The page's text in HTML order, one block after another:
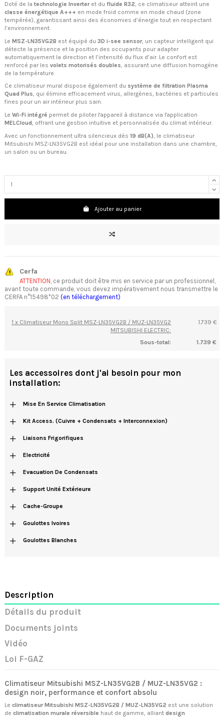
Doté de la technologie Inverteret du fluide R32, ce climatiseur atteint une
classe énergétique A+++ en mode froid comme en mode chaud (zone
tempérée), garantissant ainsi des économies d’énergie tout en respectant
l’environnement.
Le MSZ-LN35VG2B est équipé du 3D i-see sensor, un capteur intelligent qui
détecte la présence et la position des occupants pour adapter
automatiquement la direction et l’intensité du flux d’air. Le confort est
renforcé par les volets motorisés doubles , assurant une diffusion homogène
de la température.
Ce climatiseur mural dispose également du système de filtration Plasma
Quad Plus, qui élimine efficacement virus, allergènes, bactéries et particules
fines pour un air intérieur plus sain.
Le Wi-Fi intégré permet de piloter l'appareil à distance via l'application
MELCloud, offrant une gestion intuitive et personnalisée du climat intérieur.
Avec un fonctionnement ultra silencieux dès 19 dB(A) , le climatiseur
Mitsubishi MSZ-LN35VG2B est idéal pour une installation dans une chambre,
un salon ou un bureau.
Ajouter au panier
Cerfa
ATTENTION , ce produit doit être mis en service par un professionnel,
avant toute commande, vous devez impérativement nous transmettre le
CERFA n°15498*02 (en téléchargement)
1 x Climatiseur Mono Split MSZ-LN35VG2B / MUZ-LN35VG2
MITSUBISHI ELECTRIC:
1.739 €
Sous-total: 1.739 €
Les accessoires dont j'ai besoin pour mon
installation:
+ Mise En Service Climatisation
+ Kit Access. (cuivre + Condensats + Interconnexion)
+ Liaisons Frigorifiques
+ Electricité
+ Evacuation De Condensats
+ Support Unité Extérieure
+ Cache-Groupe
+ Goulottes Ivoires
+ Goulottes Blanches
Description
Détails du produit
Documents joints
Vidéo
Loi F-GAZ
Climatiseur Mitsubishi MSZ-LN35VG2B / MUZ-LN35VG2 :
design noir, performance et confort absolu
Le climatiseur Mitsubishi MSZ-LN35VG2B / MUZ-LN35VG2 est une solution
de climatisation murale réversible haut de gamme, alliant design